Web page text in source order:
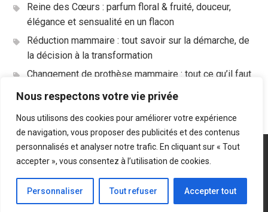
Nous respectons votre vie privée
Nous utilisons des cookies pour améliorer votre expérience
de navigation, vous proposer des publicités et des contenus
personnalisés et analyser notre trafic. En cliquant sur « Tout
accepter », vous consentez à l’utilisation de cookies.
Personnaliser Tout refuser Accepter tout
Reine des Cœurs : parfum floral & fruité, douceur,
élégance et sensualité en un flacon
Réduction mammaire : tout savoir sur la démarche, de
la décision à la transformation
Changement de prothèse mammaire : tout ce qu’il faut
Plan du site Mentions légales
Start Magazine byAxle Themes